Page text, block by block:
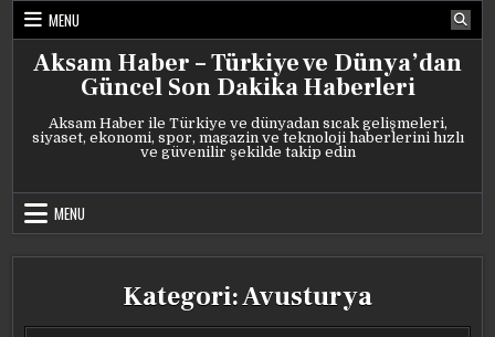
Skip
content
MENU
Aksam Haber – Türkiye ve Dünya’dan
Güncel Son Dakika Haberleri
Aksam Haber ile Türkiye ve dünyadan sıcak gelişmeleri,
siyaset, ekonomi, spor, magazin ve teknoloji haberlerini hızlı
ve güvenilir şekilde takip edin
MENU
Kategori:Avusturya